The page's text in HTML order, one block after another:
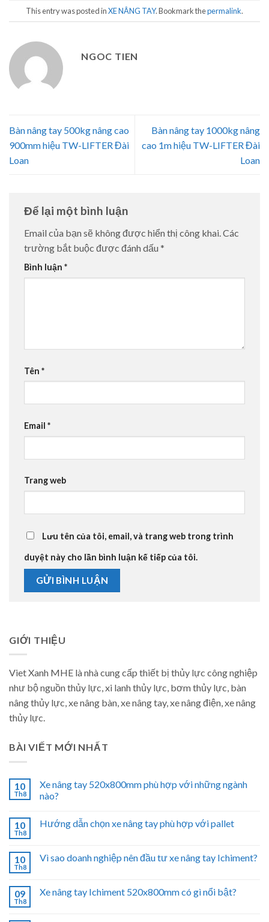
This entry was posted inXE NÂNG TAY. Bookmark thepermalink.
NGOC TIEN
Bàn nâng tay 500kg nâng cao
900mm hiệu TW-LIFTER Đài
Loan
Bàn nâng tay 1000kg nâng
cao 1m hiệu TW-LIFTER Đài
Loan
Để lại một bình luận
Email của bạn sẽ không được hiển thị công khai.Các
trường bắt buộc được đánh dấu *
Bình luận *
Tên *
Email *
Trang web
Lưu tên của tôi, email, và trang web trong trình
duyệt này cho lần bình luận kế tiếp của tôi.
GIỚI THIỆU
Viet Xanh MHE là nhà cung cấp thiết bị thủy lực công nghiệp
như bộ nguồn thủy lực, xi lanh thủy lực, bơm thủy lực, bàn
nâng thủy lực, xe nâng bàn, xe nâng tay, xe nâng điện, xe nâng
thủy lực.
BÀI VIẾT MỚI NHẤT
10
Th8
Xe nâng tay 520x800mm phù hợp với những ngành
nào?
10
Th8
Hướng dẫn chọn xe nâng tay phù hợp với pallet
10
Th8
Vì sao doanh nghiệp nên đầu tư xe nâng tay Ichiment?
09
Th8
Xe nâng tay Ichiment 520x800mm có gì nổi bật?